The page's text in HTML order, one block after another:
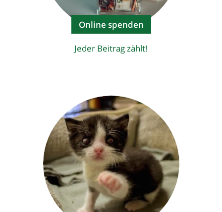
Online spenden
Jeder Beitrag zählt!